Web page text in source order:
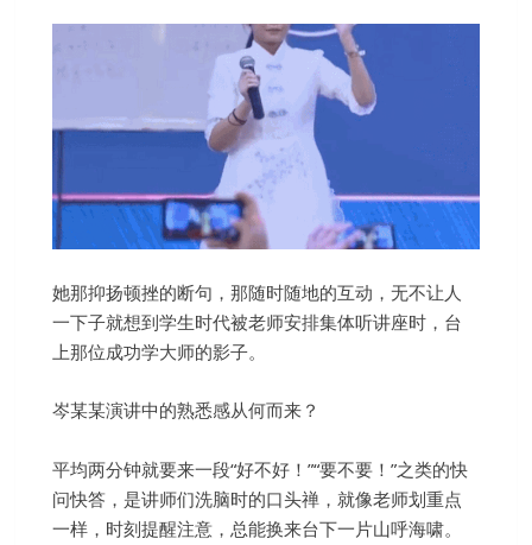
她那抑扬顿挫的断句，那随时随地的互动，无不让人
一下子就想到学生时代被老师安排集体听讲座时，台
上那位成功学大师的影子。
岑某某演讲中的熟悉感从何而来？
平均两分钟就要来一段“好不好！”“要不要！”之类的快
问快答，是讲师们洗脑时的口头禅，就像老师划重点
一样，时刻提醒注意，总能换来台下一片山呼海啸。